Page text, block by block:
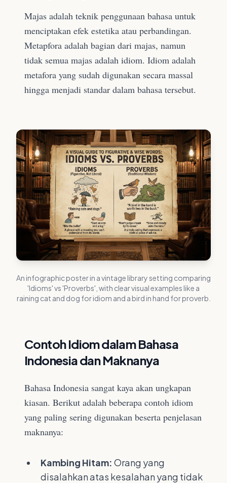
Majas adalah teknik penggunaan bahasa untuk
menciptakan efek estetika atau perbandingan.
Metapfora adalah bagian dari majas, namun
tidak semua majas adalah idiom. Idiom adalah
metafora yang sudah digunakan secara massal
hingga menjadi standar dalam bahasa tersebut.
An infographic poster in a vintage library setting comparing
'Idioms' vs 'Proverbs', with clear visual examples like a
raining cat and dog for idiom and a bird in hand for proverb.
Contoh Idiom dalam Bahasa
Indonesia dan Maknanya
Bahasa Indonesia sangat kaya akan ungkapan
kiasan. Berikut adalah beberapa contoh idiom
yang paling sering digunakan beserta penjelasan
maknanya:
Kambing Hitam: Orang yang
disalahkan atas kesalahan yang tidak